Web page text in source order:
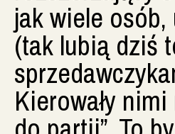
jak wiele
(tak lubią dziś
Kierowały